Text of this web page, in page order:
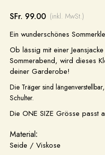
SFr. 99.00 (inkl. MwSt.)
Ein wunderschönes
Ob lässig mit einer
Sommerabend, wird dieses
deiner Garderobe!
Die Träger sind
Schulter.
Die ONE SIZE Grösse passt
Material:
Seide / Viskose